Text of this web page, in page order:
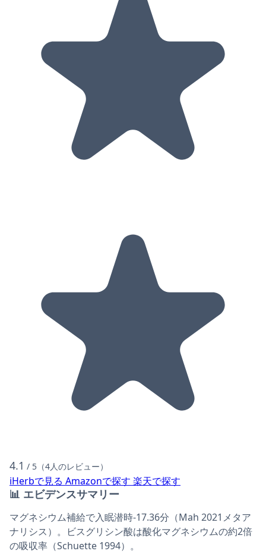
4.1 / 5（4人のレビュー）
iHerbで見る Amazonで探す 楽天で探す
📊 エビデンスサマリー
マグネシウム補給で入眠潜時-17.36分（Mah 2021メタア
ナリシス）。ビスグリシン酸は酸化マグネシウムの約2倍
の吸収率（Schuette 1994）。